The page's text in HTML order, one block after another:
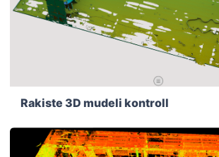
Rakiste 3D mudeli kontroll